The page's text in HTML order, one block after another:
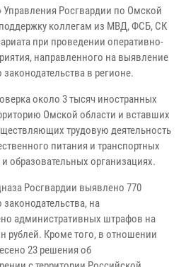
Росгвардии по Омской
коллегам из МВД, ФСБ, СК
при проведении оперативно-
направленного на выявление
в регионе.
около 3 тысяч иностранных
Омской области и вставших
трудовую деятельность
питания и транспортных
образовательных организациях.
Росгвардии выявлено 770
на
административных штрафов на
рублей. Кроме того, в отношении
23 решения об